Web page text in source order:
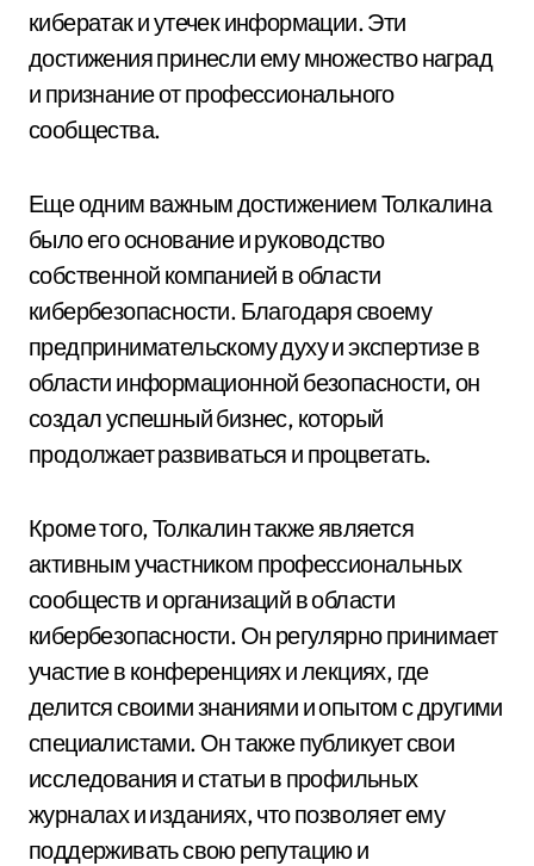
кибератак и утечек информации. Эти
достижения принесли ему множество наград
и признание от профессионального
сообщества.
Еще одним важным достижением Толкалина
было его основание и руководство
собственной компанией в области
кибербезопасности. Благодаря своему
предпринимательскому духу и экспертизе в
области информационной безопасности, он
создал успешный бизнес, который
продолжает развиваться и процветать.
Кроме того, Толкалин также является
активным участником профессиональных
сообществ и организаций в области
кибербезопасности. Он регулярно принимает
участие в конференциях и лекциях, где
делится своими знаниями и опытом с другими
специалистами. Он также публикует свои
исследования и статьи в профильных
журналах и изданиях, что позволяет ему
поддерживать свою репутацию и